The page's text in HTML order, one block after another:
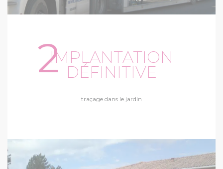
IMPLANTATION
DÉFINITIVE
traçage dans le jardin
2